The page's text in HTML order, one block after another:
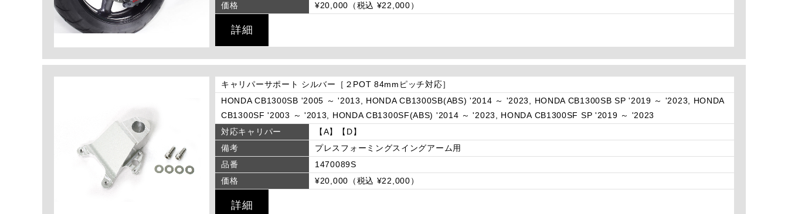
価格
¥20,000（税込 ¥22,000）
詳細
キャリパーサポート シルバー［２POT 84mmピッチ対応］
HONDA CB1300SB '2005 ～ '2013, HONDA CB1300SB(ABS) '2014 ～ '2023, HONDA CB1300SB SP '2019 ～ '2023, HONDA
CB1300SF '2003 ～ '2013, HONDA CB1300SF(ABS) '2014 ～ '2023, HONDA CB1300SF SP '2019 ～ '2023
対応キャリパー
【A】【D】
備考
プレスフォーミングスイングアーム用
品番
1470089S
価格
¥20,000（税込 ¥22,000）
詳細